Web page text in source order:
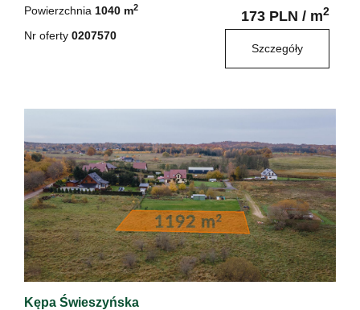
Powierzchnia 1040 m2
Nr oferty 0207570
173 PLN / m2
Szczegóły
Kępa Świeszyńska